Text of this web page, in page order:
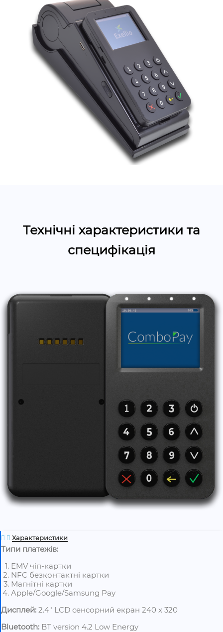
Технічні характеристики та
специфікація
Характеристики
Типи платежів:
EMV чіп-картки
NFC безконтактні картки
Магнітні картки
Apple/Google/Samsung Pay
Дисплей: 2.4″ LCD сенсорний екран 240 x 320
Bluetooth: BT version 4.2 Low Energy